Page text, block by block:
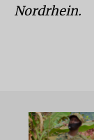
Nordrhein.